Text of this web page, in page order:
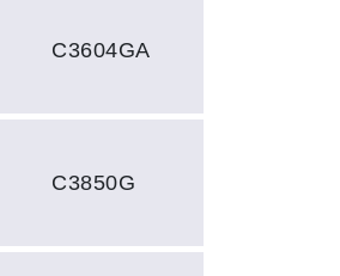
C3604GA
C3850G